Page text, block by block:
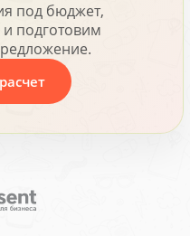
под бюджет,
и подготовим